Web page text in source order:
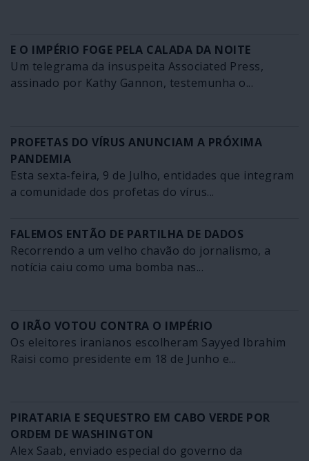
E O IMPÉRIO FOGE PELA CALADA DA NOITE
Um telegrama da insuspeita Associated Press,
assinado por Kathy Gannon, testemunha o...
PROFETAS DO VÍRUS ANUNCIAM A PRÓXIMA
PANDEMIA
Esta sexta-feira, 9 de Julho, entidades que integram
a comunidade dos profetas do vírus...
FALEMOS ENTÃO DE PARTILHA DE DADOS
Recorrendo a um velho chavão do jornalismo, a
notícia caiu como uma bomba nas...
O IRÃO VOTOU CONTRA O IMPÉRIO
Os eleitores iranianos escolheram Sayyed Ibrahim
Raisi como presidente em 18 de Junho e...
PIRATARIA E SEQUESTRO EM CABO VERDE POR
ORDEM DE WASHINGTON
Alex Saab, enviado especial do governo da